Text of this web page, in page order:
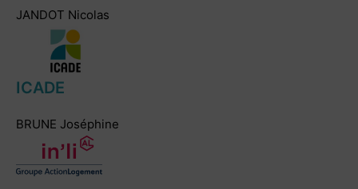
JANDOT Nicolas
ICADE
BRUNE Joséphine